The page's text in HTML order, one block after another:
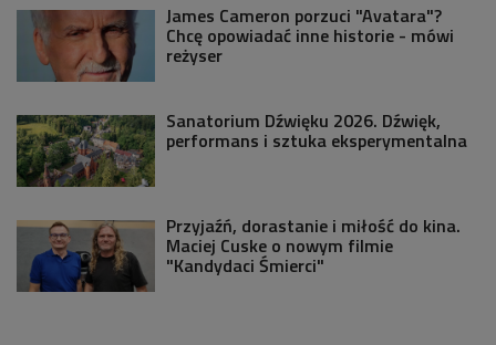
James Cameron porzuci "Avatara"?
Chcę opowiadać inne historie - mówi
reżyser
Sanatorium Dźwięku 2026. Dźwięk,
performans i sztuka eksperymentalna
Przyjaźń, dorastanie i miłość do kina.
Maciej Cuske o nowym filmie
"Kandydaci Śmierci"